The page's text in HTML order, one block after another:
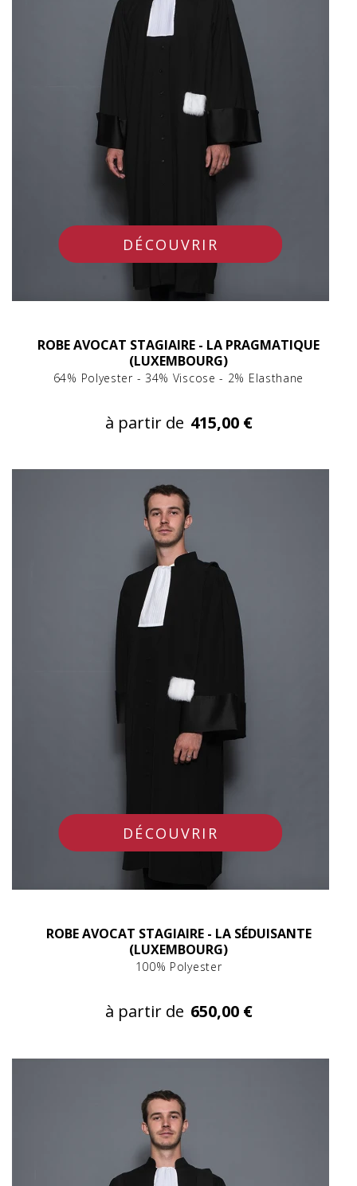
DÉCOUVRIR
ROBE AVOCAT STAGIAIRE - LA PRAGMATIQUE
(LUXEMBOURG)
64% Polyester - 34% Viscose - 2% Elasthane
à partir de 415,00 €
DÉCOUVRIR
ROBE AVOCAT STAGIAIRE - LA SÉDUISANTE
(LUXEMBOURG)
100% Polyester
à partir de 650,00 €